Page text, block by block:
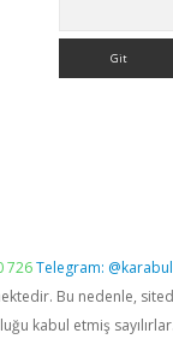
726Telegram: @karabul
Bu nedenle,
kabul etmiş